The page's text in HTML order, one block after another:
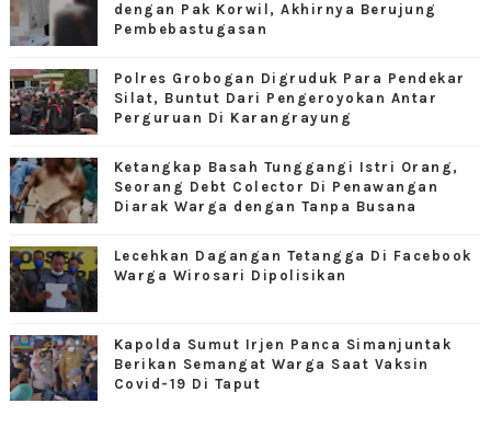
dengan Pak Korwil, Akhirnya Berujung
Pembebastugasan
Polres Grobogan Digruduk Para Pendekar
Silat, Buntut Dari Pengeroyokan Antar
Perguruan Di Karangrayung
Ketangkap Basah Tunggangi Istri Orang,
Seorang Debt Colector Di Penawangan
Diarak Warga dengan Tanpa Busana
Lecehkan Dagangan Tetangga Di Facebook
Warga Wirosari Dipolisikan
Kapolda Sumut Irjen Panca Simanjuntak
Berikan Semangat Warga Saat Vaksin
Covid-19 Di Taput